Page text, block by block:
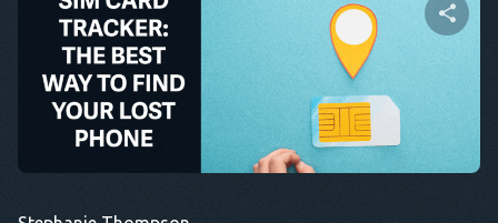
SV
EL
Partager cet article
Twitter Facebook